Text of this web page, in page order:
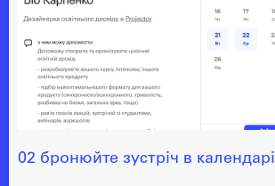
02 бронюйте зустріч в календарі